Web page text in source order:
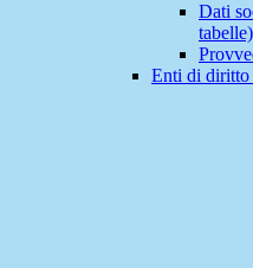
Dati
tabelle)
Enti di diritto